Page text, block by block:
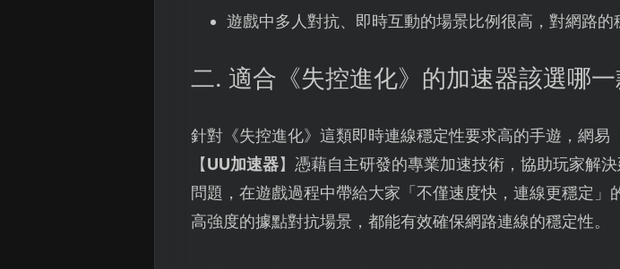
遊戲中多人對抗、即時互動的場景比例很高，對網路
二. 適合《失控進化》的加速器該選哪一
針對《失控進化》這類即時連線穩定性要求高的手遊，網易
【UU加速器】憑藉自主研發的專業加速技術，協助玩家解
問題，在遊戲過程中帶給大家「不僅速度快，連線更穩定
高強度的據點對抗場景，都能有效確保網路連線的穩定性。